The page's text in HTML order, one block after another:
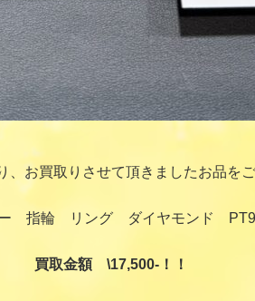
お買取りさせて頂きましたお品を
ー 指輪 リング ダイヤモンド
買取金額 \17,500-！！